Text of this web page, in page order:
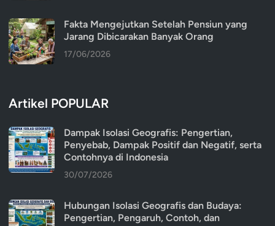
Fakta Mengejutkan Setelah Pensiun yang
Jarang Dibicarakan Banyak Orang
17/06/2026
Artikel POPULAR
Dampak Isolasi Geografis: Pengertian,
Penyebab, Dampak Positif dan Negatif, serta
Contohnya di Indonesia
30/07/2026
Hubungan Isolasi Geografis dan Budaya:
Pengertian, Pengaruh, Contoh, dan